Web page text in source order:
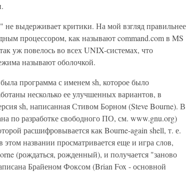
не выдерживает критики. На мой взгляд правильнее
процессором, как называют command.com в MS
уж повелось во всех UNIX-системах, что
называют оболочкой.
программа с именем sh, которое было
несколько ее улучшенных вариантов, в
sh, написанная Стивом Борном (Steve Bourne). В
по разработке свободного ПО, см. www.gnu.org)
расшифровывается как Bourne-again shell, т. е.
названии просматривается еще и игра слов,
(рождаться, рожденный), и получается "заново
Брайеном Фоксом (Brian Fox - основной